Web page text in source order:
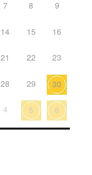
7 8 9
14 15 16
21 22 23
28 29 30
4 5 6